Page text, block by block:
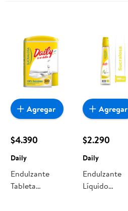
$4.390
Daily
Endulzante
Tableta
Agregar
$2.290
Daily
Endulzante
Líquido
Agregar